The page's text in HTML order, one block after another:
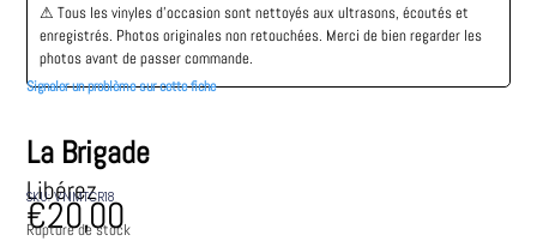
La Brigade
Libérez
SKU: VNMTCR18
€20,00
Rupture de stock
⚠︎ Tous les vinyles d’occasion sont nettoyés aux ultrasons, écoutés et
enregistrés. Photos originales non retouchées. Merci de bien regarder les
photos avant de passer commande.
Signaler un problème sur cette fiche